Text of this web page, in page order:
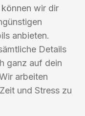
wir dir
anbieten.
Details
ganz auf dein
arbeiten
und Stress zu